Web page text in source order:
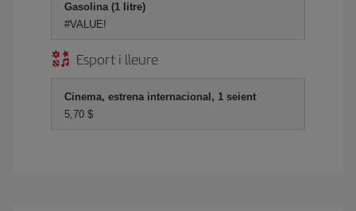
Gasolina (1 litre)
#VALUE!
Esport i lleure
Cinema, estrena internacional, 1 seient
5,70 $